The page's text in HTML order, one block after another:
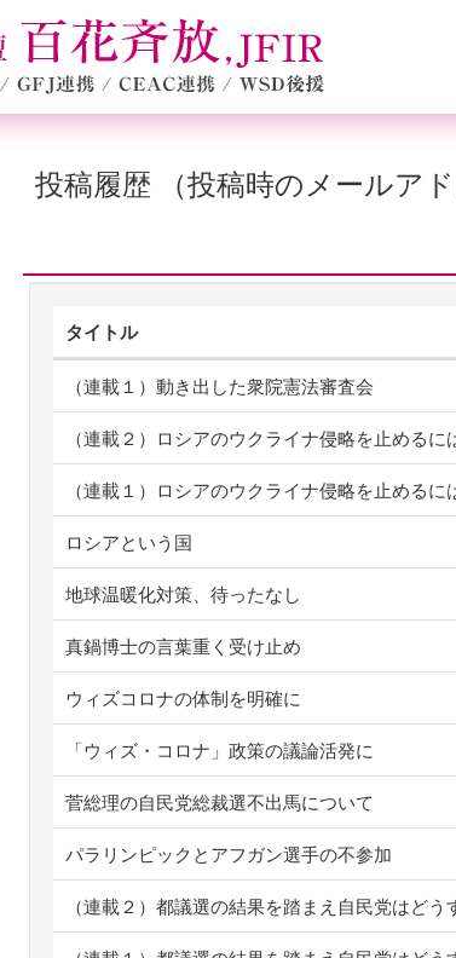
投稿履歴 （投稿時のメールア
タイトル
（連載１）動き出した衆院憲法審査会
（連載２）ロシアのウクライナ侵略を止めるに
（連載１）ロシアのウクライナ侵略を止めるに
ロシアという国
地球温暖化対策、待ったなし
真鍋博士の言葉重く受け止め
ウィズコロナの体制を明確に
「ウィズ・コロナ」政策の議論活発に
菅総理の自民党総裁選不出馬について
パラリンピックとアフガン選手の不参加
（連載２）都議選の結果を踏まえ自民党はどう